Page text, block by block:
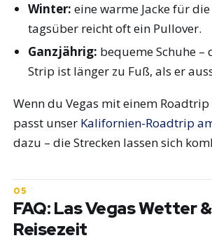
Winter: eine warme Jacke für
tagsüber reicht oft ein Pullover.
Ganzjährig: bequeme Schuhe
Strip ist länger zu Fuß, als er
Wenn du Vegas mit einem
passt unser Kalifornien-Roadtrip
dazu – die Strecken lassen sich
FAQ: Las Vegas Wetter
Reisezeit